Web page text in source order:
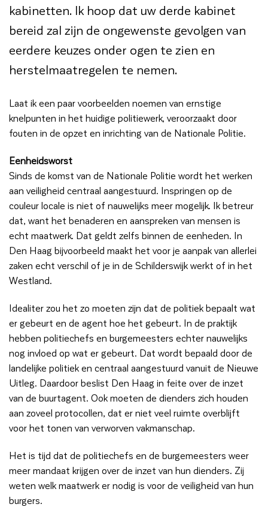
kabinetten. Ik hoop dat uw derde kabinet
bereid zal zijn de ongewenste gevolgen van
eerdere keuzes onder ogen te zien en
herstelmaatregelen te nemen.
Laat ik een paar voorbeelden noemen van ernstige
knelpunten in het huidige politiewerk, veroorzaakt door
fouten in de opzet en inrichting van de Nationale Politie.
Eenheidsworst
Sinds de komst van de Nationale Politie wordt het werken
aan veiligheid centraal aangestuurd. Inspringen op de
couleur locale is niet of nauwelijks meer mogelijk. Ik betreur
dat, want het benaderen en aanspreken van mensen is
echt maatwerk. Dat geldt zelfs binnen de eenheden. In
Den Haag bijvoorbeeld maakt het voor je aanpak van allerlei
zaken echt verschil of je in de Schilderswijk werkt of in het
Westland.
Idealiter zou het zo moeten zijn dat de politiek bepaalt wat
er gebeurt en de agent hoe het gebeurt. In de praktijk
hebben politiechefs en burgemeesters echter nauwelijks
nog invloed op wat er gebeurt. Dat wordt bepaald door de
landelijke politiek en centraal aangestuurd vanuit de Nieuwe
Uitleg. Daardoor beslist Den Haag in feite over de inzet
van de buurtagent. Ook moeten de dienders zich houden
aan zoveel protocollen, dat er niet veel ruimte overblijft
voor het tonen van verworven vakmanschap.
Het is tijd dat de politiechefs en de burgemeesters weer
meer mandaat krijgen over de inzet van hun dienders. Zij
weten welk maatwerk er nodig is voor de veiligheid van hun
burgers.